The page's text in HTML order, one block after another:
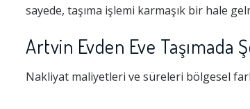
sayede, taşıma işlemi karmaşık bir hale
Artvin Evden Eve Taşımada
Nakliyat maliyetleri ve süreleri bölgesel